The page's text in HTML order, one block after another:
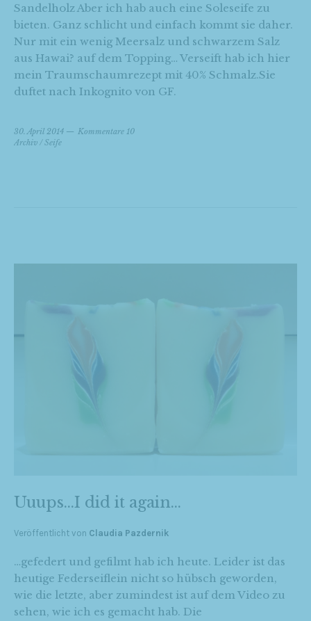
Sandelholz Aber ich hab auch eine Soleseife zu
bieten. Ganz schlicht und einfach kommt sie daher.
Nur mit ein wenig Meersalz und schwarzem Salz
aus Hawai? auf dem Topping… Verseift hab ich hier
mein Traumschaumrezept mit 40% Schmalz.Sie
duftet nach Inkognito von GF.
30. April 2014
Kommentare 10
Archiv /Seife
Uuups…I did it again…
Veröffentlicht von Claudia Pazdernik
…gefedert und gefilmt hab ich heute. Leider ist das
heutige Federseiflein nicht so hübsch geworden,
wie die letzte, aber zumindest ist auf dem Video zu
sehen, wie ich es gemacht hab. Die